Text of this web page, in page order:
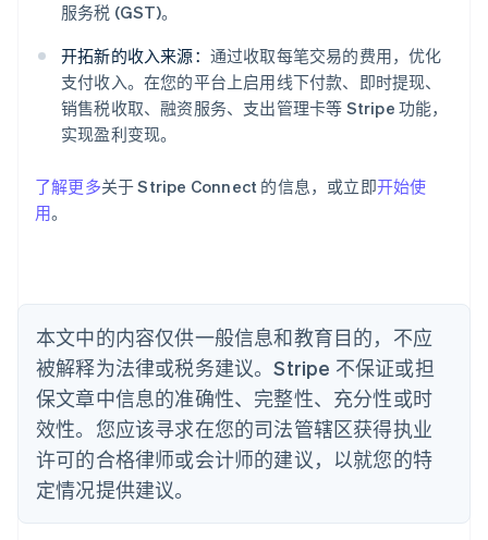
服务税 (GST)。
开拓新的收入来源： 通过收取每笔交易的费用，优化
支付收入。在您的平台上启用线下付款、即时提现、
销售税收取、融资服务、支出管理卡等 Stripe 功能，
实现盈利变现。
了解更多关于 Stripe Connect 的信息，或立即开始使
用。
本文中的内容仅供一般信息和教育目的，不应
被解释为法律或税务建议。Stripe 不保证或担
保文章中信息的准确性、完整性、充分性或时
效性。您应该寻求在您的司法管辖区获得执业
许可的合格律师或会计师的建议，以就您的特
定情况提供建议。
爱尔兰
爱沙尼亚
English
奥地利
DeutschEnglish
澳大利亚
巴西
English
丹麦
English
德国
DeutschEnglish
法国
FrançaisEnglish
芬兰
EnglishSvenska